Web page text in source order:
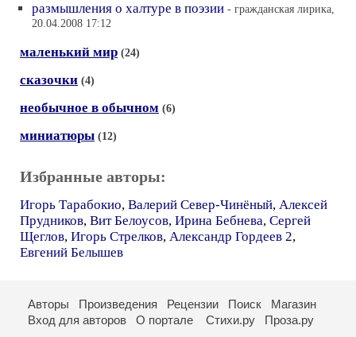
размышления о халтуре в поэзии - гражданская лирика,
20.04.2008 17:12
маленький мир (24)
сказочки (4)
необычное в обычном (6)
миниатюры (12)
Избранные авторы:
Игорь Тарабокио, Валерий Север-Чинёный, Алексей
Прудников, Вит Белоусов, Ирина Бебнева, Сергей
Щеглов, Игорь Стрелков, Александр Гордеев 2,
Евгений Белышев
Авторы Произведения Рецензии Поиск
Магазин
Вход для авторов
О портале Стихи.ру Проза.ру